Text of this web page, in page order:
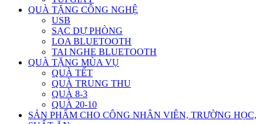
QUÀ TẶNG CÔNG NGHỆ
USB
SẠC DỰ PHÒNG
LOA BLUETOOTH
TAI NGHE BLUETOOTH
QUÀ TẶNG MÙA VỤ
QUÀ TẾT
QUÀ TRUNG THU
QUÀ 8-3
QUÀ 20-10
SẢN PHẨM CHO CÔNG NHÂN VIÊN, TRƯỜNG HỌC,